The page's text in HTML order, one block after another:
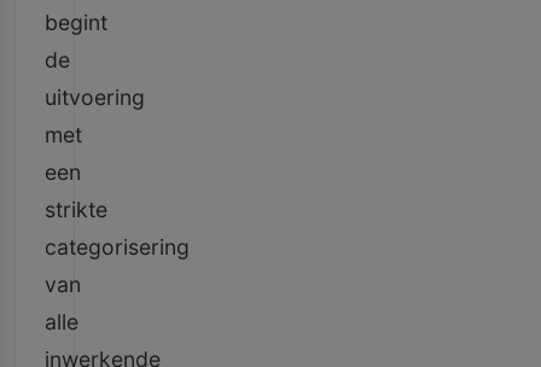
begint
de
uitvoering
met
een
strikte
categorisering
van
alle
inwerkende